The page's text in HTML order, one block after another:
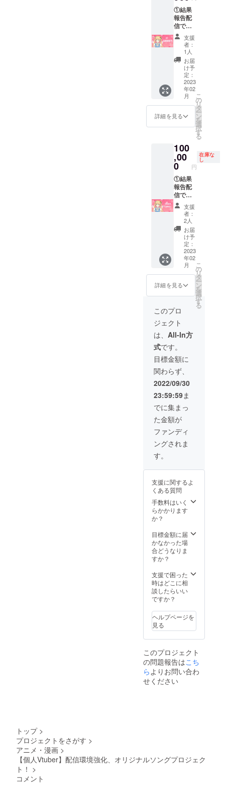
オリジ
ナルソ
ングMV
イラス
トの
ネット
プリン
ト(サイ
ン、
メッ
セージ
入り)(共
通)(コン
ビニプ
リン
ト缶
バッジ
(57mm)
郵送手
続きを
します
ので郵
便番号
+住所
+名前を
お間違
えない
ようお
願い致
しま
す。 住
所不備
で届か
の責任
かねま
すの
で、間
違えが
ないか
ご確認
の程よ
ろしく
致しま
す。
ず備考
欄に書
かせて
頂く名
前を記
入して
下さ
い。記
入され
ない場
CAMPF
IREで使
用され
ている
きま
す。 ④
オリジ
ナルソ
ングMV
イラス
トの
ネット
プリン
ト(サイ
ン、
メッ
セージ
入り)(共
定イラ
スト缶
バッジ
(57mm)
同イラ
ストの
缶バッ
ジ(サイ
ン入り)
(57mm)
郵送手
続きを
します
ので郵
便番号
+住所
+名前を
お間違
えない
ようお
願い致
しま
で届か
た場合
の責任
は取り
かねま
違えが
ないか
ご確認
お願い
致しま
す。
①結果
報告配
信での
概要欄
クレ
ジット
表記 ②
結果報
告配信
での名
前呼び
③オリ
ジナル
ソング
MV内ク
レジッ
支援
時、必
ず備考
欄に書
かせて
頂く名
前を記
入して
下さ
い。記
入され
ない場
CAMPF
IREで使
用され
ている
名前を
使用さ
せて頂
きま
す。 ④
オリジ
ナルソ
ングMV
イラス
トの
ネット
プリン
ト(サイ
ン、
メッ
セージ
入り)(共
通) ⑤限
定イラ
スト缶
バッジ
同イラ
缶バッ
ジ(サイ
ン入り)
(57mm)
郵送手
します
ので郵
便番号
+住所
お間違
えない
ようお
願い致
す。 住
所不備
で届か
なかっ
の責任
は取り
かねま
すの
で、間
ひまと
お話チ
支援
者：
1人
お届
け予
定：
2023
年02
月
詳細を見る
こ
の
リ
タ
ー
ン
を
選
択
す
る
100
,00
0 円
在庫な
し
①結果
報告配
信での
概要欄
クレ
ジット
表記 ②
結果報
告配信
での名
前呼び
③オリ
ジナル
ソング
MV内ク
レジッ
ト表記
支援
時、必
ず備考
欄に書
かせて
頂く名
前を記
入して
下さ
い。記
入され
ない場
合
CAMPF
IREで使
用され
ている
せて頂
す。 ④
オリジ
ナルソ
ングMV
イラス
ネット
プリン
ト(サイ
ン、
セージ
入り)(共
通) ⑤限
定イラ
バッジ
(57mm)
⑥⑤と
同イラ
缶バッ
ジ(サイ
ン入り)
(57mm)
⑧⑤と
ち絵ア
クリル
支援
者：
2人
お届
け予
定：
2023
年02
月
詳細を見る
こ
の
リ
タ
ー
ン
を
選
択
す
る
このプロ
ジェクト
は、 All-In方
式です。
目標金額に
関わらず、
2022/09/30
23:59:59ま
でに集まっ
た金額が
ファンディ
ングされま
す。
支援に関するよ
くある質問
手数料はいく
らかかります
か？
目標金額に届
かなかった場
合どうなりま
すか？
支援で困った
時はどこに相
談したらいい
ですか？
ヘルプページを
見る
このプロジェクト
の問題報告はこち
ら よりお問い合わ
せください
トップ >
プロジェクトをさがす >
アニメ・漫画 >
【個人Vtuber】配信環境強化、オリジナルソングプロジェク
ト！ >
コメント